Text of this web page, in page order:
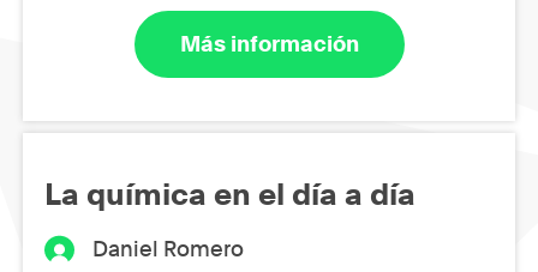
Más información
La química en el día a día
Daniel Romero